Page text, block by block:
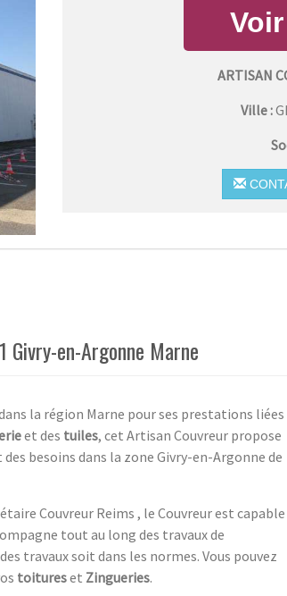
ARTISAN
Ville :
en-Argonne Marne
la région Marne pour ses prestations liées
et des tuiles, cet Artisan Couvreur propose
besoins dans la zone Givry-en-Argonne de
Couvreur Reims , le Couvreur est capable
tout au long des travaux de
travaux soit dans les normes. Vous pouvez
toitureset Zingueries.